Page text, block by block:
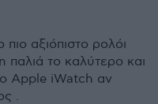
αξιόπιστο ρολόι
παλιά το καλύτερο και
Apple iWatch αν
.